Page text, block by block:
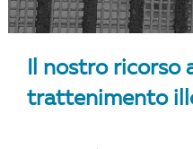
Il nostro ricorso
trattenimento